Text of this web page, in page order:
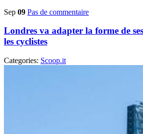
Sep 09 Pas de commentaire
Londres va adapter la forme de
les cyclistes
Categories: Scoop.it